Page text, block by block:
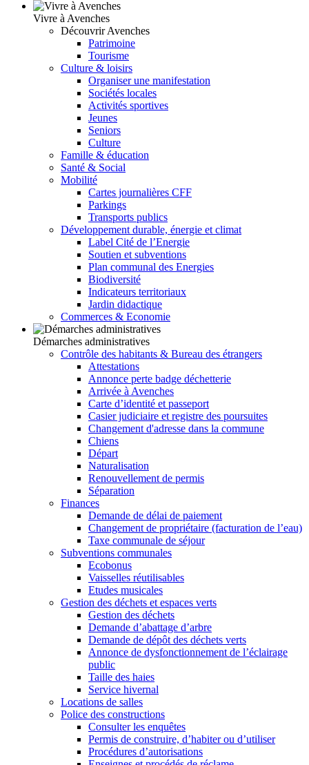
Vivre à Avenches
Découvrir Avenches
Patrimoine
Tourisme
Culture & loisirs
Organiser une manifestation
Sociétés locales
Activités sportives
Jeunes
Seniors
Culture
Famille & éducation
Santé & Social
Mobilité
Cartes journalières CFF
Parkings
Transports publics
Développement durable, énergie et climat
Label Cité de l’Energie
Soutien et subventions
Plan communal des Energies
Biodiversité
Indicateurs territoriaux
Jardin didactique
Commerces & Economie
Démarches administratives
Contrôle des habitants & Bureau des étrangers
Attestations
Annonce perte badge déchetterie
Arrivée à Avenches
Carte d’identité et passeport
Casier judiciaire et registre des poursuites
Changement d'adresse dans la commune
Chiens
Départ
Naturalisation
Renouvellement de permis
Séparation
Finances
Demande de délai de paiement
Changement de propriétaire (facturation de l’eau)
Taxe communale de séjour
Subventions communales
Ecobonus
Vaisselles réutilisables
Etudes musicales
Gestion des déchets et espaces verts
Gestion des déchets
Demande d’abattage d’arbre
Demande de dépôt des déchets verts
Annonce de dysfonctionnement de l’éclairage
public
Taille des haies
Service hivernal
Locations de salles
Police des constructions
Consulter les enquêtes
Permis de construire, d’habiter ou d’utiliser
Procédures d’autorisations